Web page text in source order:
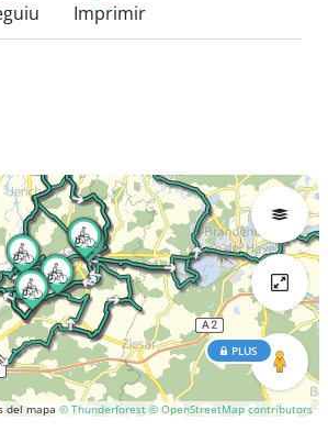
Imprimir
del mapa © Thunderforest © OpenStreetMap contributors
PLUS